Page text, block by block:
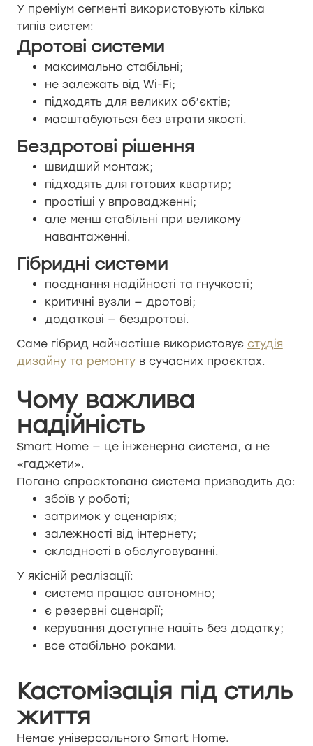
У преміум сегменті використовують кілька
типів систем:
Дротові системи
максимально стабільні;
не залежать від Wi-Fi;
підходять для великих об’єктів;
масштабуються без втрати якості.
Бездротові рішення
швидший монтаж;
підходять для готових квартир;
простіші у впровадженні;
але менш стабільні при великому
навантаженні.
Гібридні системи
поєднання надійності та гнучкості;
критичні вузли — дротові;
додаткові — бездротові.
Саме гібрид найчастіше використовує студія
дизайну та ремонтув сучасних проєктах.
Чому важлива
надійність
Smart Home — це інженерна система, а не
«гаджети».
Погано спроєктована система призводить до:
збоїв у роботі;
затримок у сценаріях;
залежності від інтернету;
складності в обслуговуванні.
У якісній реалізації:
система працює автономно;
є резервні сценарії;
керування доступне навіть без додатку;
все стабільно роками.
Кастомізація під стиль
життя
Немає універсального Smart Home.